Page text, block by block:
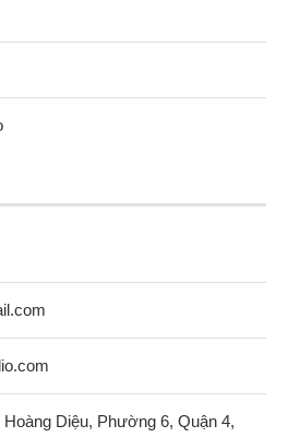
Diệu, Phường 6, Quận 4,